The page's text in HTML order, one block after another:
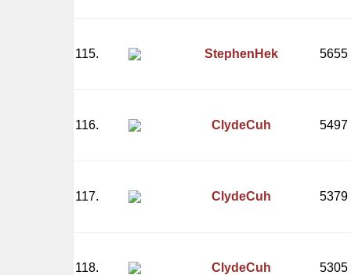
115. StephenHek 5655
116. ClydeCuh 5497
117. ClydeCuh 5379
118. ClydeCuh 5305